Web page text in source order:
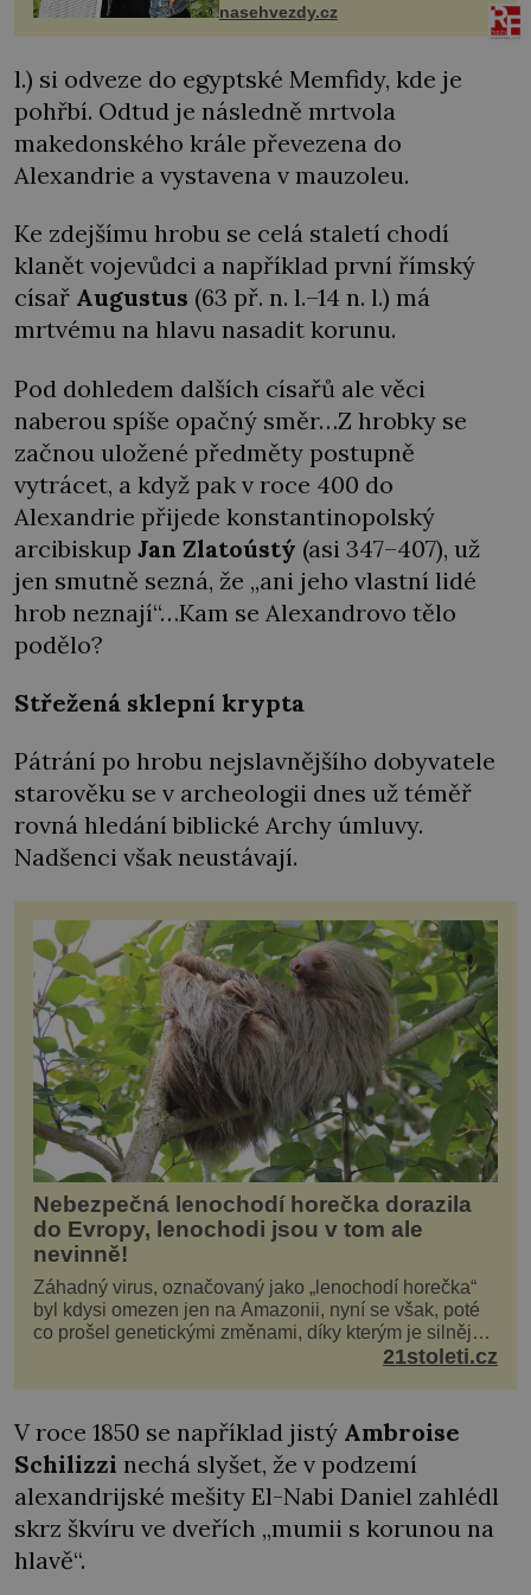
nasehvezdy.cz
l.) si odveze do egyptské Memfidy, kde je
pohřbí. Odtud je následně mrtvola
makedonského krále převezena do
Alexandrie a vystavena v mauzoleu.
Ke zdejšímu hrobu se celá staletí chodí
klanět vojevůdci a například první římský
císař Augustus (63 př. n. l.–14 n. l.) má
mrtvému na hlavu nasadit korunu.
Pod dohledem dalších císařů ale věci
naberou spíše opačný směr…Z hrobky se
začnou uložené předměty postupně
vytrácet, a když pak v roce 400 do
Alexandrie přijede konstantinopolský
arcibiskup Jan Zlatoústý (asi 347–407), už
jen smutně sezná, že „ani jeho vlastní lidé
hrob neznají“…Kam se Alexandrovo tělo
podělo?
Střežená sklepní krypta
Pátrání po hrobu nejslavnějšího dobyvatele
starověku se v archeologii dnes už téměř
rovná hledání biblické Archy úmluvy.
Nadšenci však neustávají.
Nebezpečná lenochodí horečka dorazila
do Evropy, lenochodi jsou v tom ale
nevinně!
Záhadný virus, označovaný jako „lenochodí horečka“
byl kdysi omezen jen na Amazonii, nyní se však, poté
co prošel genetickými změnami, díky kterým je silnější,
šíří po celé Americe a první případy se objevily už i v
21stoleti.cz
V roce 1850 se například jistý Ambroise
Schilizzi nechá slyšet, že v podzemí
alexandrijské mešity El-Nabi Daniel zahlédl
skrz škvíru ve dveřích „mumii s korunou na
hlavě“.